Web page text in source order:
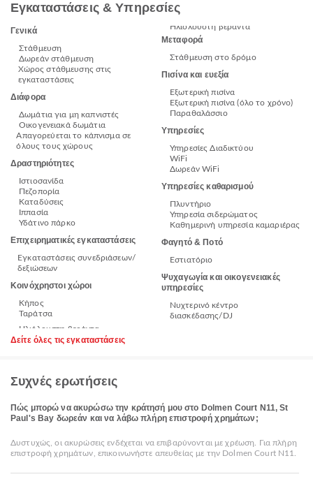
Εγκαταστάσεις & Υπηρεσίες
Γενικά
Στάθμευση
Δωρεάν στάθμευση
Χώρος στάθμευσης στις
εγκαταστάσεις
Διάφορα
Δωμάτια για μη καπνιστές
Οικογενειακά δωμάτια
Απαγορεύεται το κάπνισμα σε
όλους τους χώρους
Δραστηριότητες
Ιστιοσανίδα
Πεζοπορία
Καταδύσεις
Ιππασία
Υδάτινο πάρκο
Επιχειρηματικές εγκαταστάσεις
Εγκαταστάσεις συνεδριάσεων/
δεξιώσεων
Κοινόχρηστοι χώροι
Κήπος
Ταράτσα
Ηλιόλουστη βεράντα
Μεταφορά
Στάθμευση στο δρόμο
Πισίνα και ευεξία
Εξωτερική πισίνα
Εξωτερική πισίνα (όλο το χρόνο)
Παραθαλάσσιο
Υπηρεσίες
Υπηρεσίες Διαδικτύου
WiFi
Δωρεάν WiFi
Υπηρεσίες καθαρισμού
Πλυντήριο
Υπηρεσία σιδερώματος
Καθημερινή υπηρεσία καμαριέρας
Φαγητό & Ποτό
Εστιατόριο
Ψυχαγωγία και οικογενειακές
υπηρεσίες
Νυχτερινό κέντρο
διασκέδασης/DJ
Δείτε όλες τις εγκαταστάσεις
Συχνές ερωτήσεις
Πώς μπορώ να ακυρώσω την κράτησή μου στο Dolmen Court N11, St
Paul's Bay δωρεάν και να λάβω πλήρη επιστροφή χρημάτων;
Δυστυχώς, οι ακυρώσεις ενδέχεται να επιβαρύνονται με χρέωση. Για πλήρη
επιστροφή χρημάτων, επικοινωνήστε απευθείας με την Dolmen Court N11.